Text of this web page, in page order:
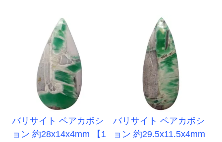
バリサイト ペアカボシ
ョン 約28x14x4mm 【1
バリサイト ペアカボシ
ョン 約29.5x11.5x4mm